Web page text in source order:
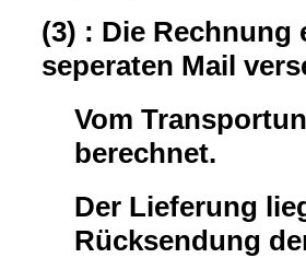
(3) : Die
seperaten Mail
Vom
berechnet.
Der Lieferung
Rücksendung